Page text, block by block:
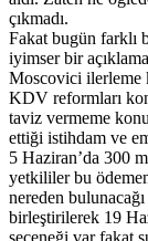
çıkmadı.
Fakat bugün farklı
iyimser bir
Moscovici ilerleme
KDV reformları
taviz vermeme
ettiği istihdam ve
5 Haziran’da 300
yetkililer bu
nereden
birleştirilerek 19
seçeneği var fakat